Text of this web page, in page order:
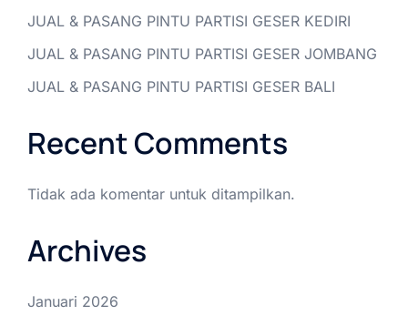
JUAL & PASANG PINTU PARTISI GESER KEDIRI
JUAL & PASANG PINTU PARTISI GESER JOMBANG
JUAL & PASANG PINTU PARTISI GESER BALI
Recent Comments
Tidak ada komentar untuk ditampilkan.
Archives
Januari 2026